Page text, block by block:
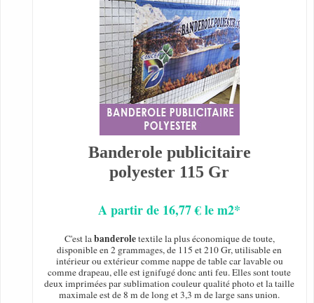
Banderole publicitaire
polyester 115 Gr
A partir de 16,77 € le m2*
C'est labanderoletextile la plus économique de toute,
disponible en 2 grammages, de 115 et 210 Gr, utilisable en
intérieur ou extérieur comme nappe de table car lavable ou
comme drapeau, elle est ignifugé donc anti feu. Elles sont toute
deux imprimées par sublimation couleur qualité photo et la taille
maximale est de 8 m de long et 3,3 m de large sans union.